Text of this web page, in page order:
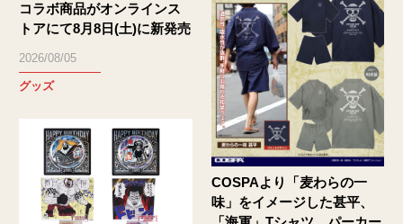
コラボ商品がオンラインス
トアにて8月8日(土)に新発売
2026/08/05
グッズ
COSPAより「麦わらの一
味」をイメージした甚平、